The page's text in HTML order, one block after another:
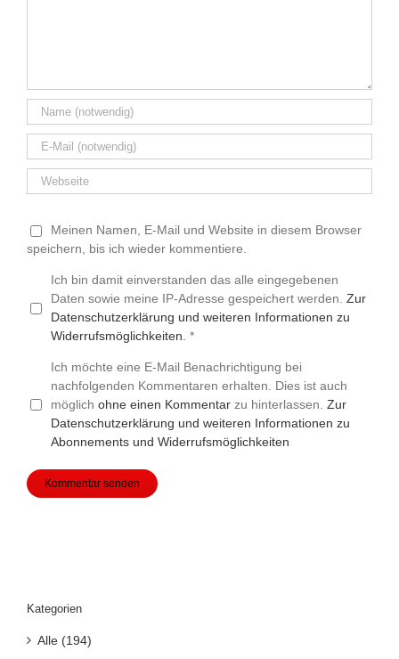
Meinen Namen, E-Mail und Website in diesem Browser
speichern, bis ich wieder kommentiere.
Ich bin damit einverstanden das alle eingegebenen
Daten sowie meine IP-Adresse gespeichert werden. Zur
Datenschutzerklärung und weiteren Informationen zu
Widerrufsmöglichkeiten. *
Ich möchte eine E-Mail Benachrichtigung bei
nachfolgenden Kommentaren erhalten. Dies ist auch
möglich ohne einen Kommentar zu hinterlassen. Zur
Datenschutzerklärung und weiteren Informationen zu
Abonnements und Widerrufsmöglichkeiten
Kategorien
Alle (194)